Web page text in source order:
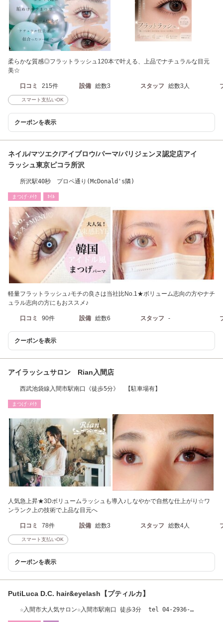
柔らかな質感◎フラットラッシュ120本で叶える、上品でナチュラルな目元
美☆
口コミ 215件 設備 総数3 スタッフ 総数3人
スマート支払いOK
クーポンを表示
ネイル/マツエク/アイブロウ/パーマ/パリジェンヌ認定店アイ
ラッシュ東京ピコラ所沢
所沢駅40秒 プロペ通り(McDonald's隣)
まつげ･ﾒｲｸ ﾈｲﾙ
軽量フラットラッシュ♪モチの良さは当社比No.1★ボリューム志向の方やナチ
ュラル志向の方にもおススメ♪
口コミ 90件 設備 総数6 スタッフ -
クーポンを表示
アイラッシュサロン Rian入間店
西武池袋線入間市駅南口《徒歩5分》 【駐車場有】
まつげ･ﾒｲｸ
人気急上昇★3Dボリュームラッシュも導入♪しなやかで自然な仕上がり☆ワ
ンランク上の技術で上品な目元へ
口コミ 78件 設備 総数3 スタッフ 総数4人
スマート支払いOK
クーポンを表示
PutiLuca D.C. hair&eyelash【プティルカ】
☆入間市大人気サロン☆入間市駅南口 徒歩3分 tel 04-2936-